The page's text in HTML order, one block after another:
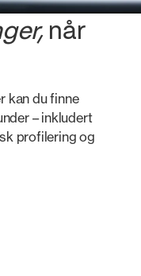
når
kan du finne
– inkludert
profilering og